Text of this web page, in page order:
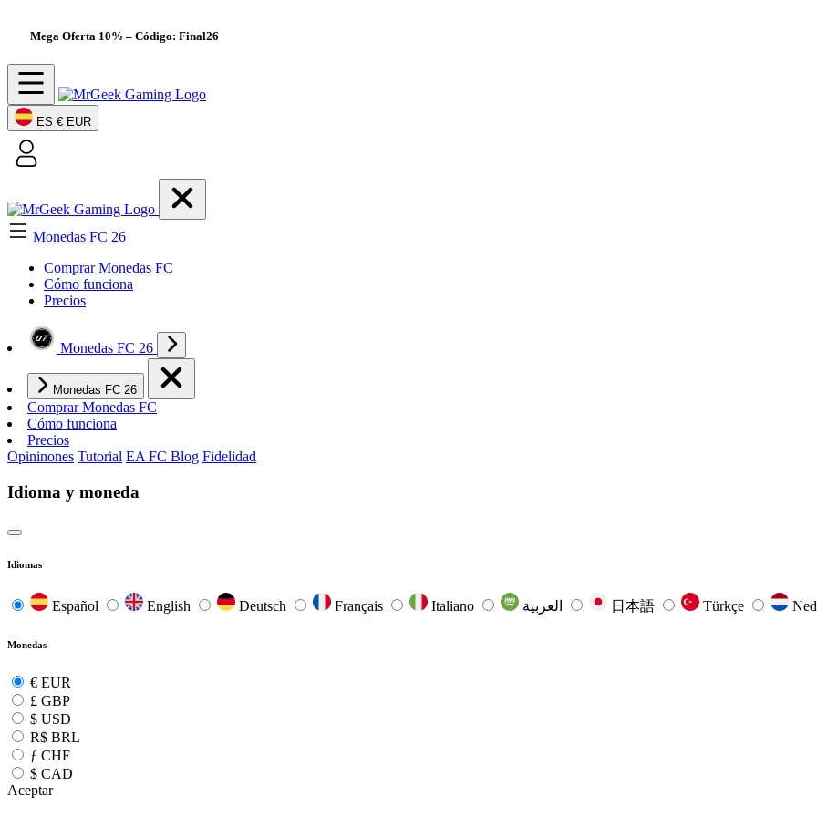
Mega Oferta 10% – Código: Final26
ES € EUR
Monedas FC 26
Comprar Monedas FC
Cómo funciona
Precios
Monedas FC 26
Monedas FC 26
Comprar Monedas FC
Cómo funciona
Precios
Opininones Tutorial EA FC Blog Fidelidad
Idioma y moneda
Idiomas
Español English Deutsch Français Italiano 日本語 Türkçe
Monedas
€ EUR
£ GBP
$ USD
R$ BRL
ƒ CHF
$ CAD
Aceptar